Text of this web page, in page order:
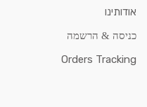
אודותינו
כניסה & הרשמה
Orders Tracking